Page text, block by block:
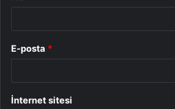
E-posta *
İnternet sitesi